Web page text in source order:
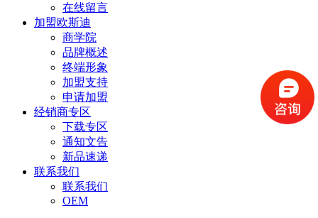
在线留言
加盟欧斯迪
商学院
品牌概述
终端形象
加盟支持
申请加盟
经销商专区
下载专区
通知文告
新品速递
联系我们
联系我们
OEM